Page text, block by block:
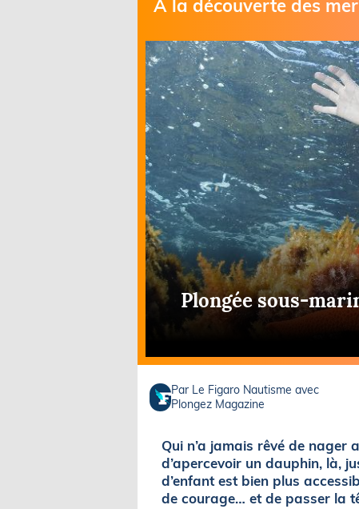
Equipements
Economie
Yachting
À la découverte des
Plongée sous-
Par Le Figaro Nautisme avec
Plongez Magazine
Qui n’a jamais rêvé de nager
d’apercevoir un dauphin, là,
d’enfant est bien plus
de courage… et de passer la